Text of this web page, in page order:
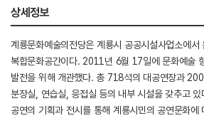
상세정보
계룡문화예술의전당은 계룡시 공공시설사업소에서
복합문화공간이다. 2011년 6월 17일에 문화예술
발전을 위해 개관했다. 총 718석의 대공연장과 200
분장실, 연습실, 응접실 등의 내부 시설을 갖추고
공연의 기획과 전시를 통해 계룡시민의 공연문화에